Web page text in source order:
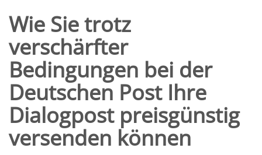
Wie Sie trotz
verschärfter
Bedingungen bei der
Deutschen Post Ihre
Dialogpost preisgünstig
versenden können